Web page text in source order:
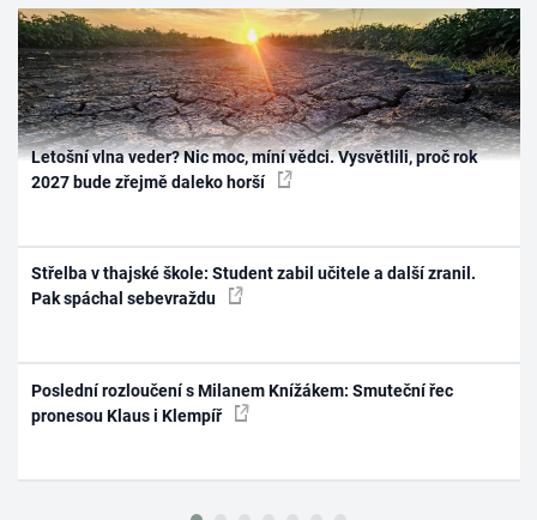
Letošní vlna veder? Nic moc, míní vědci. Vysvětlili, proč rok
2027 bude zřejmě daleko horší
Střelba v thajské škole: Student zabil učitele a další zranil.
Pak spáchal sebevraždu
Poslední rozloučení s Milanem Knížákem: Smuteční řec
pronesou Klaus i Klempíř